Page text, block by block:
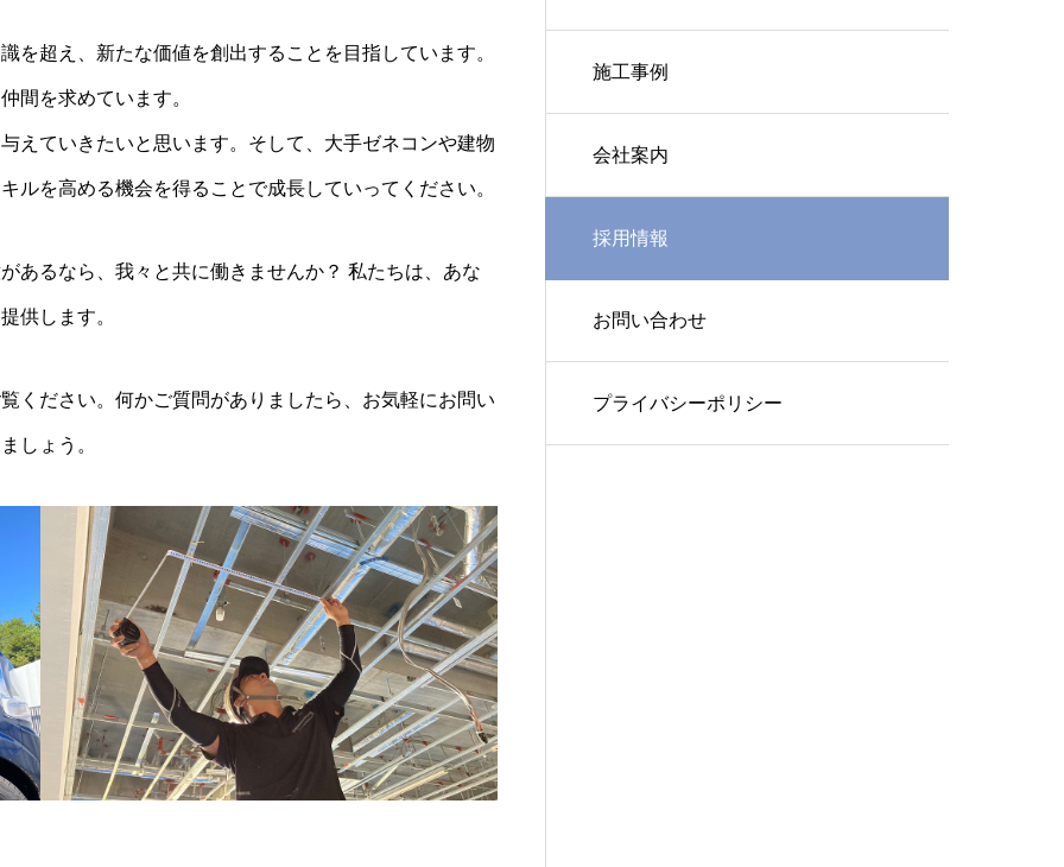
を超え、新たな価値を創出することを目指しています。
間を求めています。
えていきたいと思います。そして、大手ゼネコンや建物
ルを高める機会を得ることで成長していってください。
あるなら、我々と共に働きませんか？ 私たちは、あな
供します。
ください。何かご質問がありましたら、お気軽にお問い
しょう。
施工事例
会社案内
採用情報
お問い合わせ
プライバシーポリシー